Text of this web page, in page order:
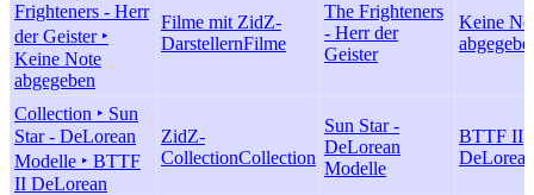
Frighteners - Herr
der Geister ‣
Keine Note
abgegeben
Filme mit ZidZ-
DarstellernFilme
The Frighteners
- Herr der
Geister
Keine
Collection ‣ Sun
Star - DeLorean
Modelle ‣ BTTF
II DeLorean
ZidZ-
CollectionCollection
Sun Star -
DeLorean
Modelle
BTTF II
DeLorean